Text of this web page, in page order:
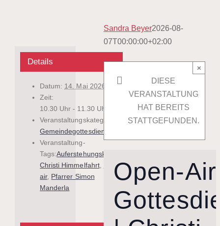
Sandra Beyer2026-08-
07T00:00:00+02:00
DIESE
VERANSTALTUNG
HAT BEREITS
STATTGEFUNDEN.
×
Open-
Details
Datum: 14. Mai 2026
Zeit:
10.30 Uhr - 11.30 Uhr
Veranstaltungskategorie:
Gemeindegottesdienst
Veranstaltung-
Tags:Auferstehungskirche
Christi Himmelfahrt,
open-
air, Pfarrer Simon
Manderla